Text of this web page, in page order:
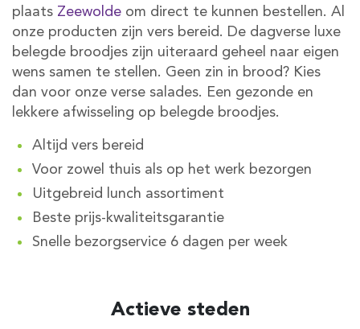
plaats Zeewolde om direct te kunnen bestellen. Al
onze producten zijn vers bereid. De dagverse luxe
belegde broodjes zijn uiteraard geheel naar eigen
wens samen te stellen. Geen zin in brood? Kies
dan voor onze verse salades. Een gezonde en
lekkere afwisseling op belegde broodjes.
Altijd vers bereid
Voor zowel thuis als op het werk bezorgen
Uitgebreid lunch assortiment
Beste prijs-kwaliteitsgarantie
Snelle bezorgservice 6 dagen per week
Actieve steden